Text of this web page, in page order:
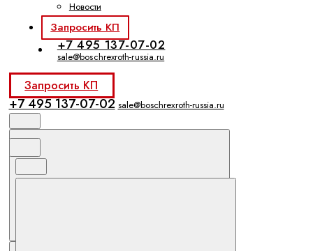
Новости
Запросить КП
+7 495 137-07-02
sale@boschrexroth-russia.ru
Запросить КП
+7 495 137-07-02 sale@boschrexroth-russia.ru